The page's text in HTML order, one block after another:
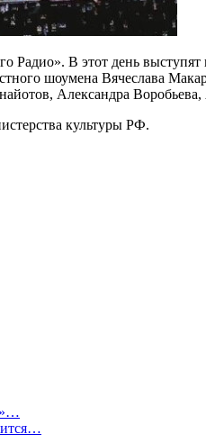
Радио». В этот день
шоумена Вячеслава
Александра
культуры РФ.